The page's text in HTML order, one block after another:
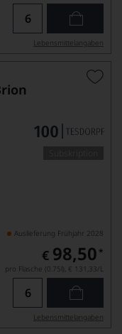
Lebensmittel­angaben
Auslieferung Frühjahr 2028
€ 98,50 *
pro Flasche (0.75l), € 131,33/L
Lebensmittel­angaben